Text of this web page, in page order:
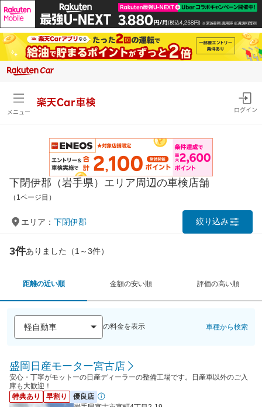
メニュー
楽天Car車検
ログイン
下閉伊郡（岩手県）エリア周辺の車検店舗
（1ページ目）
エリア： 下閉伊郡 絞り込み
3件ありました（1～3件）
距離の近い順 金額の安い順 評価の高い順
の料金を表示 車種から検索
盛岡日産モーター宮古店
安心・丁寧がモットーの日産ディーラーの整備工場です。日産車以外のご入
庫も大歓迎！
特典あり
早割り
優良店